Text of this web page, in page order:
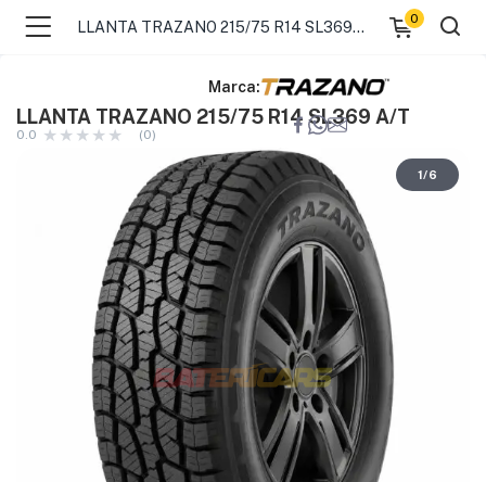
LLANTA TRAZANO 215/75 R14 SL369 A/T
0
Marca:
LLANTA TRAZANO 215/75 R14 SL369 A/T
0.0 (0)
1/6